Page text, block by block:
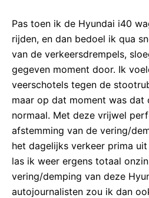
Pas toen ik de Hyundai i40
rijden, en dan bedoel ik qua
van de verkeersdrempels,
gegeven moment door. Ik
veerschotels tegen de
maar op dat moment was dat
normaal. Met deze vrijwel
afstemming van de vering/
het dagelijks verkeer prima
las ik weer ergens totaal
vering/demping van deze
autojournalisten zou ik dan